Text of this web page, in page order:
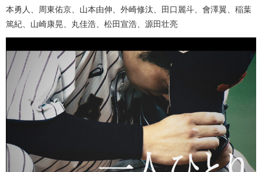
本勇人、周東佑京、山本由伸、外崎修汰、田口麗斗、會澤翼、稲葉
篤紀、山崎康晃、丸佳浩、松田宣浩、源田壮亮